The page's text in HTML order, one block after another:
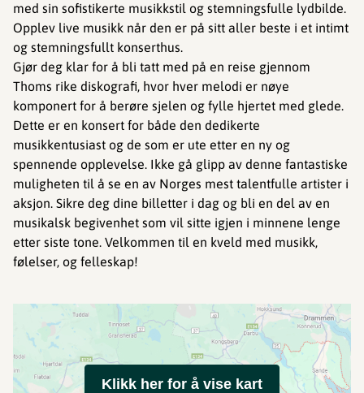
med sin sofistikerte musikkstil og stemningsfulle lydbilde.
Opplev live musikk når den er på sitt aller beste i et intimt
og stemningsfullt konserthus.
Gjør deg klar for å bli tatt med på en reise gjennom
Thoms rike diskografi, hvor hver melodi er nøye
komponert for å berøre sjelen og fylle hjertet med glede.
Dette er en konsert for både den dedikerte
musikkentusiast og de som er ute etter en ny og
spennende opplevelse. Ikke gå glipp av denne fantastiske
muligheten til å se en av Norges mest talentfulle artister i
aksjon. Sikre deg dine billetter i dag og bli en del av en
musikalsk begivenhet som vil sitte igjen i minnene lenge
etter siste tone. Velkommen til en kveld med musikk,
følelser, og felleskap!
Klikk her for å vise kart